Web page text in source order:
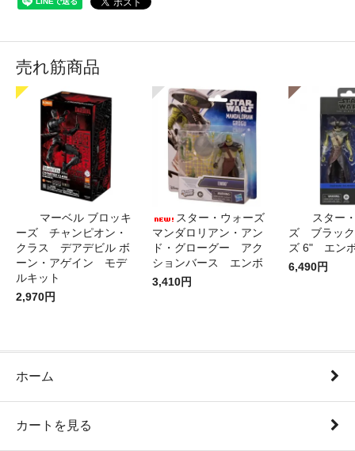
売れ筋商品
マーベル ブロッキ
ーズ チャンピオン・
クラス デアデビル ボ
ーン・アゲイン モデ
ルキット
2,970円
スター・ウォーズ
マンダロリアン・アン
ド・グローグー アク
ションバース エンボ
3,410円
スター
ズ ブラック
ズ 6" エン
6,490円
ホーム
カートを見る